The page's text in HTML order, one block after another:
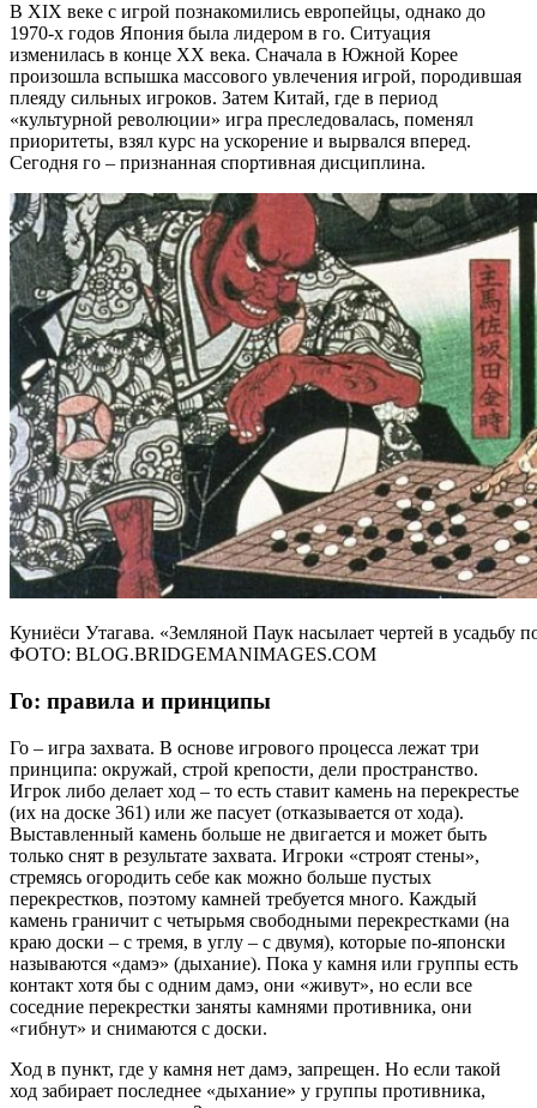
В XIX веке с игрой познакомились европейцы, однако до
1970-х годов Япония была лидером в го. Ситуация
изменилась в конце XX века. Сначала в Южной Корее
произошла вспышка массового увлечения игрой, породившая
плеяду сильных игроков. Затем Китай, где в период
«культурной революции» игра преследовалась, поменял
приоритеты, взял курс на ускорение и вырвался вперед.
Сегодня го – признанная спортивная дисциплина.
Куниёси Утагава. «Земляной Паук насылает чертей в усадьбу
ФОТО: BLOG.BRIDGEMANIMAGES.COM
Го: правила и принципы
Го – игра захвата. В основе игрового процесса лежат три
принципа: окружай, строй крепости, дели пространство.
Игрок либо делает ход – то есть ставит камень на перекрестье
(их на доске 361) или же пасует (отказывается от хода).
Выставленный камень больше не двигается и может быть
только снят в результате захвата. Игроки «строят стены»,
стремясь огородить себе как можно больше пустых
перекрестков, поэтому камней требуется много. Каждый
камень граничит с четырьмя свободными перекрестками (на
краю доски – с тремя, в углу – с двумя), которые по-японски
называются «дамэ» (дыхание). Пока у камня или группы есть
контакт хотя бы с одним дамэ, они «живут», но если все
соседние перекрестки заняты камнями противника, они
«гибнут» и снимаются с доски.
Ход в пункт, где у камня нет дамэ, запрещен. Но если такой
ход забирает последнее «дыхание» у группы противника,